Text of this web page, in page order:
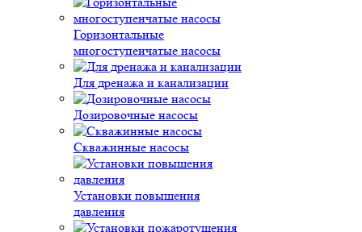
Горизонтальные
многоступенчатые насосы
Для дренажа и канализации
Дозировочные насосы
Скважинные насосы
Установки повышения
давления